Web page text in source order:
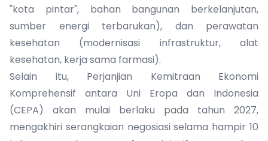
"kota pintar", bahan bangunan berkelanjutan,
sumber energi terbarukan), dan perawatan
kesehatan (modernisasi infrastruktur, alat
kesehatan, kerja sama farmasi).
Selain itu, Perjanjian Kemitraan Ekonomi
Komprehensif antara Uni Eropa dan Indonesia
(CEPA) akan mulai berlaku pada tahun 2027,
mengakhiri serangkaian negosiasi selama hampir 10